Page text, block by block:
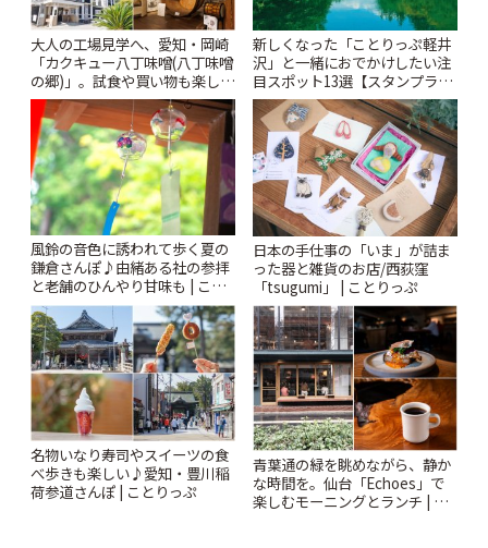
大人の工場見学へ、愛知・岡崎
「カクキュー八丁味噌(八丁味噌
の郷)」。試食や買い物も楽しみ
♪ | ことりっぷ
新しくなった「ことりっぷ軽井
沢」と一緒におでかけしたい注
目スポット13選【スタンプラリ
ー開催中】 | ことりっぷ
風鈴の音色に誘われて歩く夏の
鎌倉さんぽ♪由緒ある社の参拝
と老舗のひんやり甘味も | こと
りっぷ
日本の手仕事の「いま」が詰ま
った器と雑貨のお店/西荻窪
「tsugumi」 | ことりっぷ
名物いなり寿司やスイーツの食
べ歩きも楽しい♪愛知・豊川稲
荷参道さんぽ | ことりっぷ
青葉通の緑を眺めながら、静か
な時間を。仙台「Echoes」で
楽しむモーニングとランチ | こ